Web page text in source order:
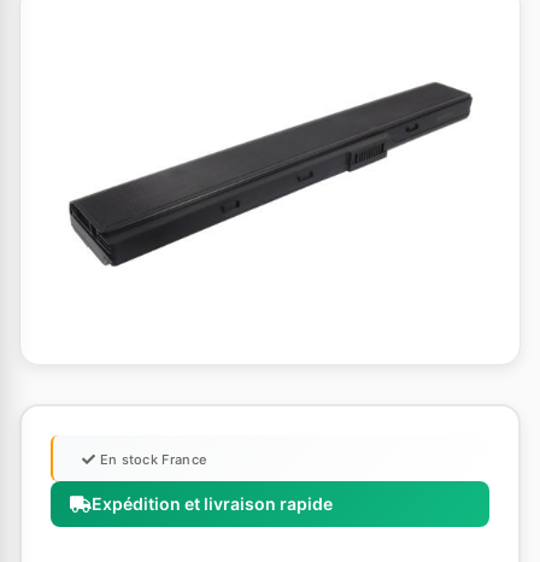
Expédition et livraison rapide
En stock France